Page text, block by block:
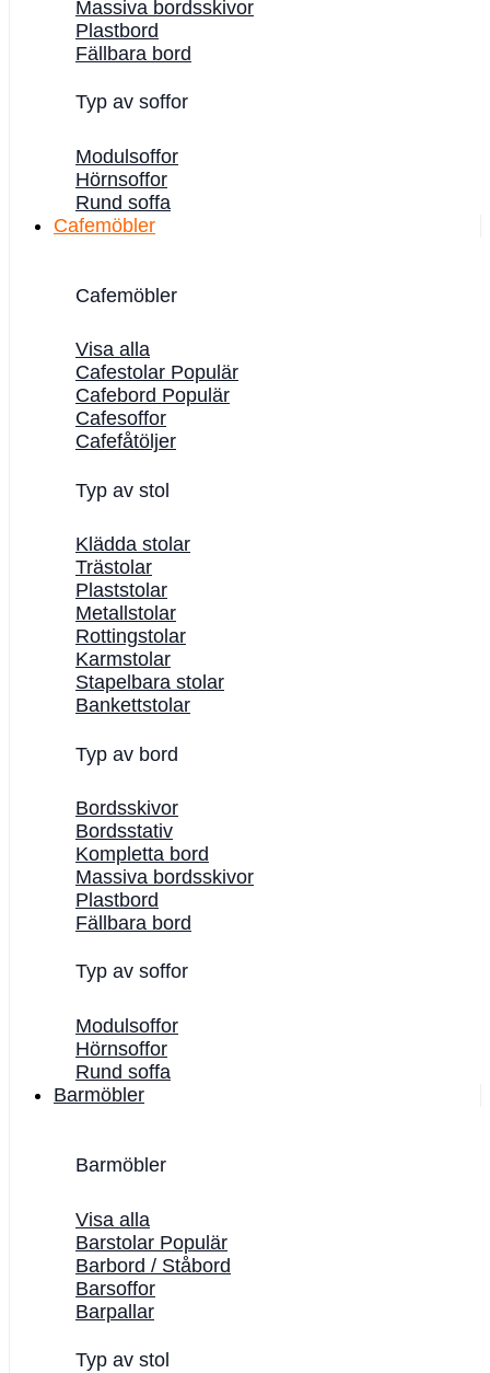
Massiva bordsskivor
Plastbord
Fällbara bord
Typ av soffor
Modulsoffor
Hörnsoffor
Rund soffa
Cafemöbler
Cafemöbler
Visa alla
Cafestolar
Cafebord
Cafesoffor
Cafefåtöljer
Typ av stol
Klädda stolar
Trästolar
Plaststolar
Metallstolar
Rottingstolar
Karmstolar
Stapelbara stolar
Bankettstolar
Typ av bord
Bordsskivor
Bordsstativ
Kompletta bord
Massiva bordsskivor
Plastbord
Fällbara bord
Typ av soffor
Modulsoffor
Hörnsoffor
Rund soffa
Barmöbler
Barmöbler
Visa alla
Barstolar
Barbord / Ståbord
Barsoffor
Barpallar
Typ av stol